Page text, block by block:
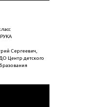
Сергеевич,
Центр детского